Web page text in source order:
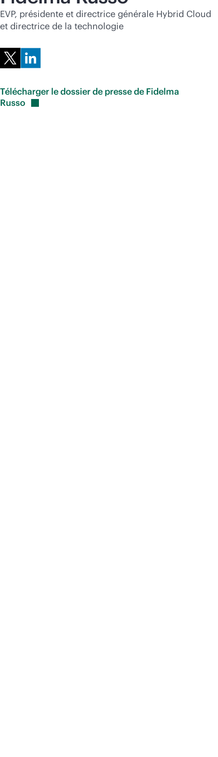
Acheter maintenant
EVP, présidente et directrice générale Hybrid Cloud
et directrice de la technologie
Télécharger le dossier de presse de Fidelma
Russo